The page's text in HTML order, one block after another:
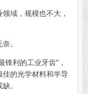
域，规模也不大，
。
利的工业牙齿”，
的光学材料和半导
。